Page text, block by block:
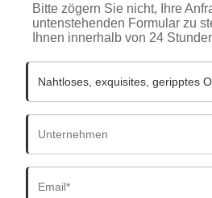
Bitte zögern Sie nicht, Ihre
untenstehenden Formular zu
Ihnen innerhalb von 24